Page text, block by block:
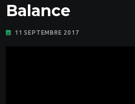
Balance
11 SEPTEMBRE 2017